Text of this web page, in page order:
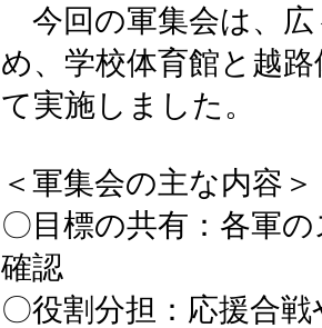
今回の軍集会は、広
め、学校体育館と越
て実施しました。
＜軍集会の主な内容＞
〇目標の共有：各軍
確認
〇役割分担：応援合